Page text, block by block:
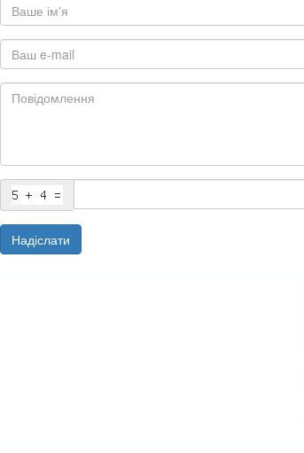
Надіслати